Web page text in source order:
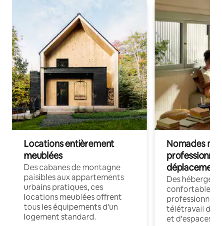
Locations entièrement
meublées
Des cabanes de montagne
paisibles aux appartements
urbains pratiques, ces
locations meublées offrent
tous les équipements d'un
logement standard.
Nomades
déplacement
Des
confortables
professionnels
télétravail
et d'espaces